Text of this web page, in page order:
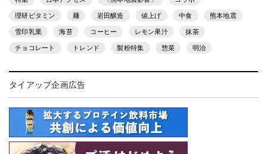
理研ビタミン 麺 岩田醸造 値上げ 中食 熊本地震
雪印乳業 海苔 コーヒー レモン果汁 抹茶
チョコレート トレンド 製粉特集 惣菜 明治
タイアップ企画広告